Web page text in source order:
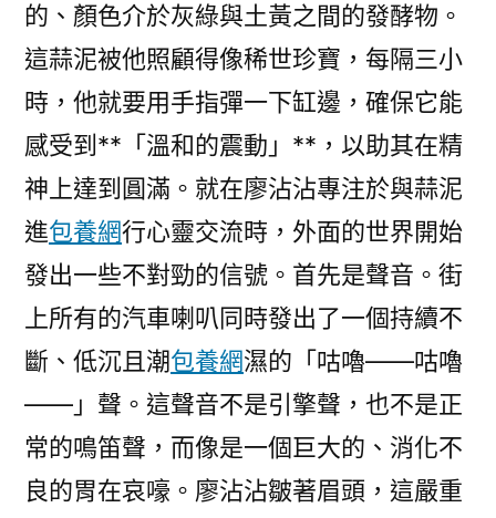
的、顏色介於灰綠與土黃之間的發酵物。
這蒜泥被他照顧得像稀世珍寶，每隔三小
時，他就要用手指彈一下缸邊，確保它能
感受到**「溫和的震動」**，以助其在精
神上達到圓滿。就在廖沾沾專注於與蒜泥
進包養網行心靈交流時，外面的世界開始
發出一些不對勁的信號。首先是聲音。街
上所有的汽車喇叭同時發出了一個持續不
斷、低沉且潮包養網濕的「咕嚕——咕嚕
——」聲。這聲音不是引擎聲，也不是正
常的鳴笛聲，而像是一個巨大的、消化不
良的胃在哀嚎。廖沾沾皺著眉頭，這嚴重